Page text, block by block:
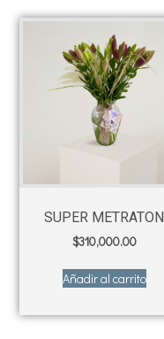
SUPER METRATON
$310,000.00
Añadir al carrito